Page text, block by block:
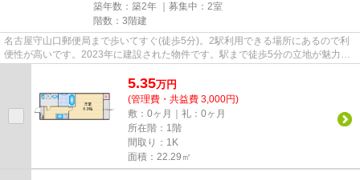
築年数：築2年 ｜募集中： 2室
階数：3階建
名古屋守山口郵便局まで歩いてすぐ(徒歩5分)。2駅利用できる場所にあるので利
便性が高いです。2023年に建設された物件です。駅まで徒歩5分の立地が魅力的
5.35万円
(管理費・共益費 3,000円)
敷：0ヶ月｜礼：0ヶ月
所在階：1階
間取り：1K
面積：22.29㎡